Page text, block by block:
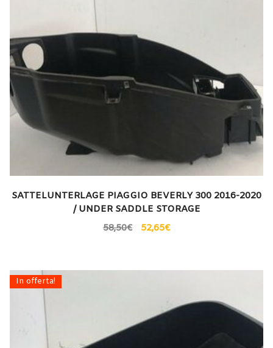
SATTELUNTERLAGE PIAGGIO BEVERLY 300 2016-2020
/ UNDER SADDLE STORAGE
58,50€ 52,65€
In offerta!